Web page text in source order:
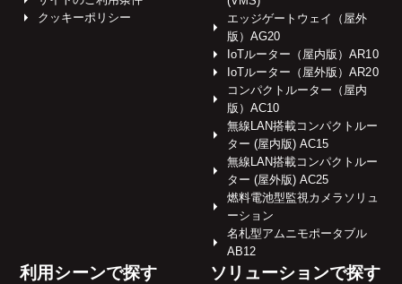
クッキーポリシー
エッジゲートウェイ（屋外
版）AG20
IoTルーター（屋内版）AR10
IoTルーター（屋外版）AR20
コンパクトルーター（屋内
版）AC10
無線LAN搭載コンパクトルー
ター (屋内版) AC15
無線LAN搭載コンパクトルー
ター (屋外版) AC25
燃料電池型監視カメラソリュ
ーション
名札型アムニモポータブル
AB12
利用シーンで探す ソリューションで探す